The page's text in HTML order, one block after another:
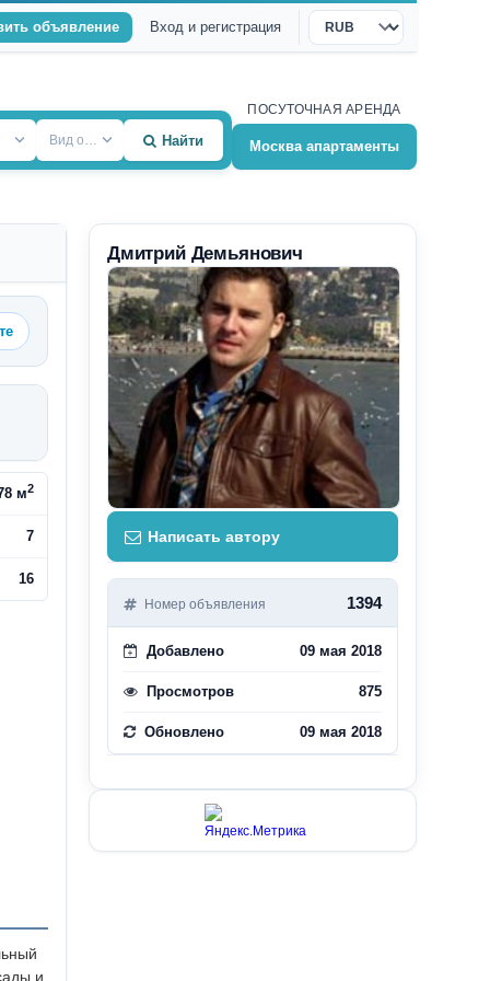
объявление Вход и регистрация
Валюта
Вид объекта Найти
ПОСУТОЧНАЯ АРЕНДА
Москва апартаменты
м2
7
16
и
Дмитрий Демьянович
Написать автору
Номер объявления 1394
Добавлено 09 мая 2018
Просмотров 875
Обновлено 09 мая 2018